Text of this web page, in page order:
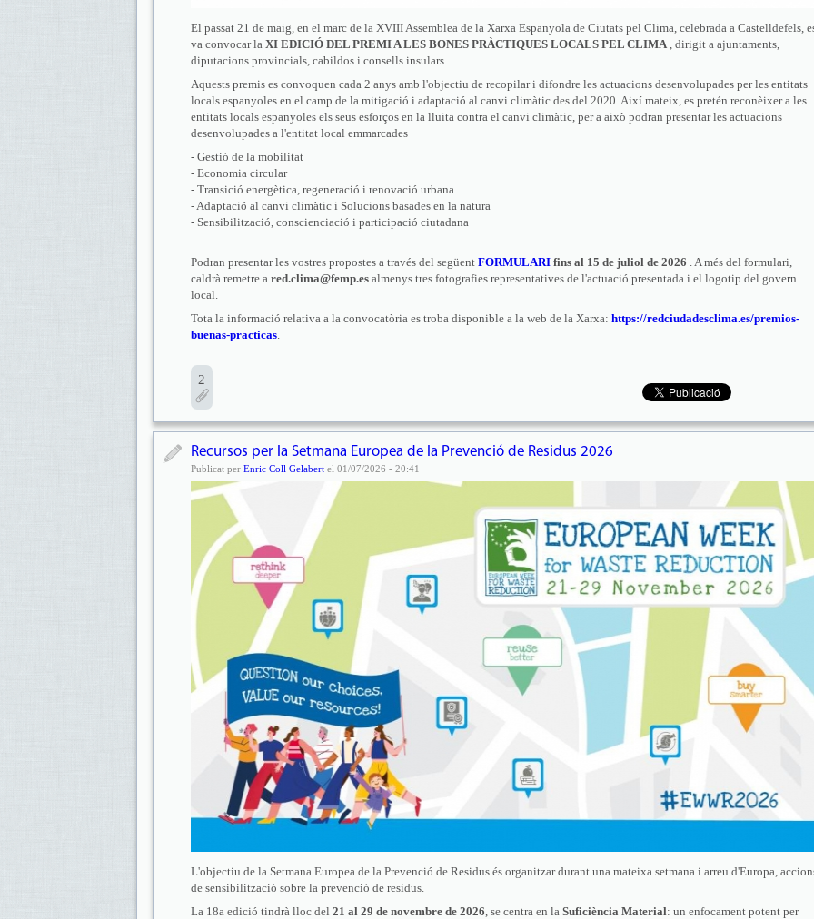
El passat 21 de maig, en el marc de la XVIII Assemblea de la Xarxa Espanyola de Ciutats pel Clima, celebrada a Castelldefels,
va convocar la XI EDICIÓ DEL PREMI A LES BONES PRÀCTIQUES LOCALS PEL CLIMA , dirigit a ajuntaments,
diputacions provincials, cabildos i consells insulars.
Aquests premis es convoquen cada 2 anys amb l'objectiu de recopilar i difondre les actuacions desenvolupades per les entitats
locals espanyoles en el camp de la mitigació i adaptació al canvi climàtic des del 2020. Així mateix, es pretén reconèixer a les
entitats locals espanyoles els seus esforços en la lluita contra el canvi climàtic, per a això podran presentar les actuacions
desenvolupades a l'entitat local emmarcades
- Gestió de la mobilitat
- Economia circular
- Transició energètica, regeneració i renovació urbana
- Adaptació al canvi climàtic i Solucions basades en la natura
- Sensibilització, conscienciació i participació ciutadana
Podran presentar les vostres propostes a través del següent FORMULARI fins al 15 de juliol de 2026 . A més del formulari,
caldrà remetre a red.clima@femp.es almenys tres fotografies representatives de l'actuació presentada i el logotip del govern
local.
Tota la informació relativa a la convocatòria es troba disponible a la web de la Xarxa: https://redciudadesclima.es/premios-
buenas-practicas
2
Recursos per la Setmana Europea de la Prevenció de Residus 2026
Publicat per Enric Coll Gelabert el 01/07/2026 - 20:41
L'objectiu de la Setmana Europea de la Prevenció de Residus és organitzar durant una mateixa setmana i arreu d'Europa,
de sensibilització sobre la prevenció de residus.
La 18a edició tindrà lloc del 21 al 29 de novembre de 2026 , se centra en la Suficiència Material: un enfocament potent per